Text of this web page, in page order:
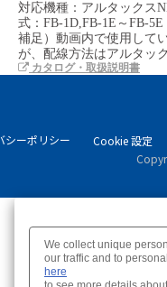
対応機種：アルタックス
式：FB-1D,FB-1E～FB-5E
補足）動画内で使用して
が、配線方法はアルタッ
カタログ・取扱説明書
シーポリシー Cookie 設定
We collect unique
here